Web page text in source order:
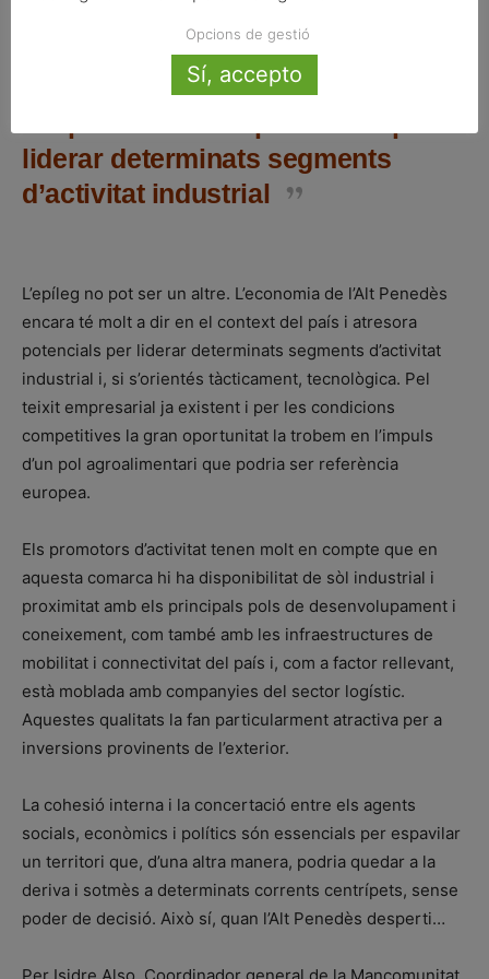
L’economia de l’Alt Penedès
encara té molt a dir en el context
liderar determinats segments
d’activitat industrial
L’epíleg no pot ser un altre. L’economia de l’Alt Penedès
encara té molt a dir en el context del país i atresora
potencials per liderar determinats segments d’activitat
industrial i, si s’orientés tàcticament, tecnològica. Pel
teixit empresarial ja existent i per les condicions
competitives la gran oportunitat la trobem en l’impuls
d’un pol agroalimentari que podria ser referència
europea.
Els promotors d’activitat tenen molt en compte que en
aquesta comarca hi ha disponibilitat de sòl industrial i
proximitat amb els principals pols de desenvolupament i
coneixement, com també amb les infraestructures de
mobilitat i connectivitat del país i, com a factor rellevant,
està moblada amb companyies del sector logístic.
Aquestes qualitats la fan particularment atractiva per a
inversions provinents de l’exterior.
La cohesió interna i la concertació entre els agents
socials, econòmics i polítics són essencials per espavilar
un territori que, d’una altra manera, podria quedar a la
deriva i sotmès a determinats corrents centrípets, sense
poder de decisió. Això sí, quan l’Alt Penedès desperti…
Opcions de gestió
Sí, accepto